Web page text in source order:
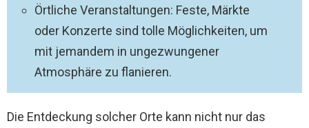
Örtliche Veranstaltungen: Feste, Märkte
oder Konzerte sind tolle Möglichkeiten, um
mit jemandem in ungezwungener
Atmosphäre zu flanieren.
Die Entdeckung solcher Orte kann nicht nur das